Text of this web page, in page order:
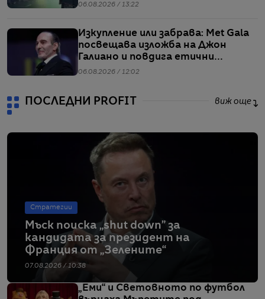
06.08.2026 / 13:22
Изкупление или забрава: Met Gala
посвещава изложба на Джон
Галиано и повдига етични
въпроси
06.08.2026 / 12:02
ПОСЛЕДНИ PROFIT виж още
Стратегии
Мъск поиска „shut down” за
кандидата за президент на
Франция от „Зелените“
07.08.2026 / 10:38
„Еми“ и Световното по футбол